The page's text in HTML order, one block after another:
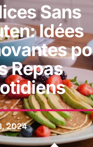
Sans
Idées
Repas
2024